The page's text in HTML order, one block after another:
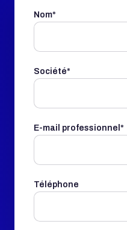
Nom*
Société*
E-mail professionnel*
Téléphone